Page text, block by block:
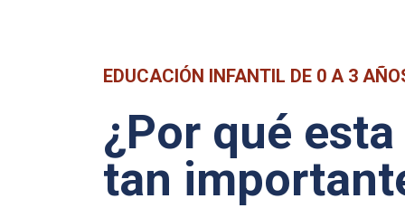
EDUCACIÓN INFANTIL DE 0 A 3
¿Por qué
tan